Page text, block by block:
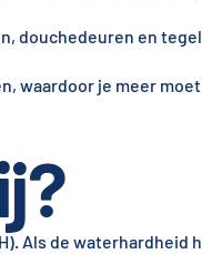
douchedeuren en
waardoor je meer
Als de waterhardheid